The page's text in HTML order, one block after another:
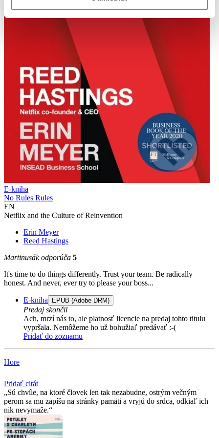
E-kniha
No Rules Rules
EN
Netflix and the Culture of Reinvention
Erin Meyer
Reed Hastings
Martinusák odporúča 5
It's time to do things differently. Trust your team. Be radically
honest. And never, ever try to please your boss...
E-kniha EPUB (Adobe DRM)
Predaj skončil
Ach, mrzí nás to, ale platnosť licencie na predaj tohto titulu
vypršala. Nemôžeme ho už bohužiaľ predávať :-(
Pridať do zoznamu
Hore
Pridať citát
Sú chvíle, na ktoré človek len tak nezabudne, ostrým večným
perom sa mu zapíšu na stránky pamäti a vryjú do srdca, odkiaľ ich
nik nevymaže.